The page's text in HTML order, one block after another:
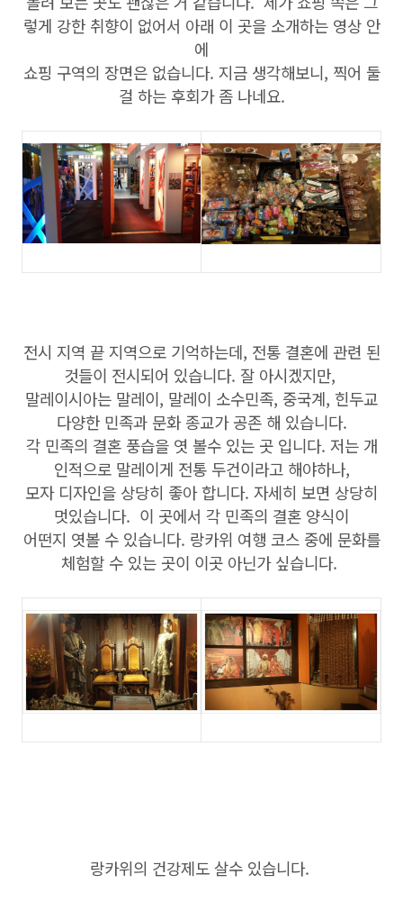
렇게 강한 취향이 없어서 아래 이 곳을 소개하는 영상 안
에
쇼핑 구역의 장면은 없습니다. 지금 생각해보니, 찍어 둘
걸 하는 후회가 좀 나네요.
전시 지역 끝 지역으로 기억하는데, 전통 결혼에 관련 된
것들이 전시되어 있습니다. 잘 아시겠지만,
말레이시아는 말레이, 말레이 소수민족, 중국계, 힌두교
다양한 민족과 문화 종교가 공존 해 있습니다.
각 민족의 결혼 풍습을 엿 볼수 있는 곳 입니다. 저는 개
인적으로 말레이게 전통 두건이라고 해야하나,
모자 디자인을 상당히 좋아 합니다. 자세히 보면 상당히
멋있습니다. 이 곳에서 각 민족의 결혼 양식이
어떤지 엿볼 수 있습니다. 랑카위 여행 코스 중에 문화를
체험할 수 있는 곳이 이곳 아닌가 싶습니다.
랑카위의 건강제도 살수 있습니다.